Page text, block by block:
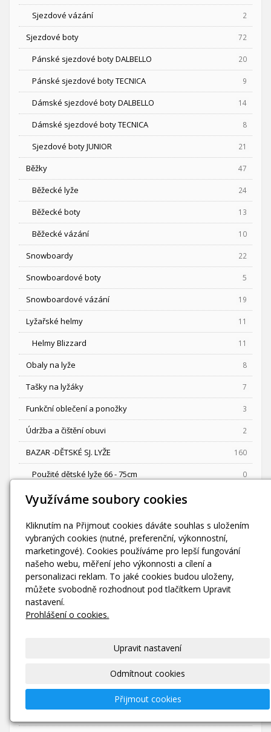
Sjezdové vázání 2
Sjezdové boty 72
Pánské sjezdové boty DALBELLO 20
Pánské sjezdové boty TECNICA 9
Dámské sjezdové boty DALBELLO 14
Dámské sjezdové boty TECNICA 8
Sjezdové boty JUNIOR 21
Běžky 47
Běžecké lyže 24
Běžecké boty 13
Běžecké vázání 10
Snowboardy 22
Snowboardové boty 5
Snowboardové vázání 19
Lyžařské helmy 11
Helmy Blizzard 11
Obaly na lyže 8
Tašky na lyžáky 7
Funkční oblečení a ponožky 3
Údržba a čištění obuvi 2
BAZAR -DĚTSKÉ SJ. LYŽE 160
Použité dětské lyže 66 - 75cm 0
Použité dětské lyže 76 - 85cm
Použité děts. lyže 96 - 105cm
Použité Jun. lyže 106 - 115cm
Použité Jun. lyže 116 - 125cm
Použité Jun. lyže 126 - 135cm
Použité Jun. lyže 146 - 160cm
BAZAR - SJEZDOVÉ LYŽE
Využíváme soubory cookies
Kliknutím na Přijmout cookies dáváte souhlas s uložením
vybraných cookies (nutné, preferenční, výkonnostní,
marketingové). Cookies používáme pro lepší fungování
našeho webu, měření jeho výkonnosti a cílení a
personalizaci reklam. To jaké cookies budou uloženy,
můžete svobodně rozhodnout pod tlačítkem Upravit
nastavení.
Prohlášení o cookies.
Upravit nastavení
Odmítnout cookies
Přijmout cookies